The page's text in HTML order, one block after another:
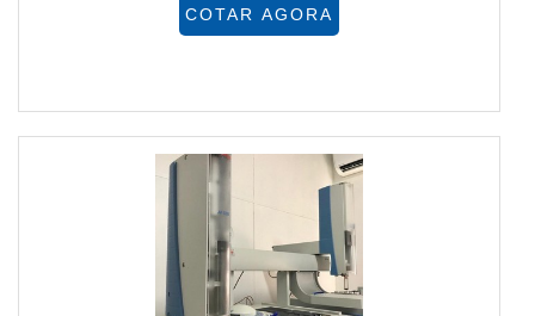
COTAR AGORA